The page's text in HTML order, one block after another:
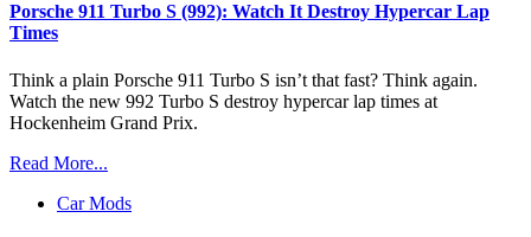
Porsche 911 Turbo S (992): Watch It Destroy Hypercar Lap
Times
Think a plain Porsche 911 Turbo S isn’t that fast? Think again.
Watch the new 992 Turbo S destroy hypercar lap times at
Hockenheim Grand Prix.
Read More...
Car Mods